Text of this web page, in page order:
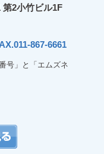
2小竹ビル1F
867-6661
号」と「エムズネ